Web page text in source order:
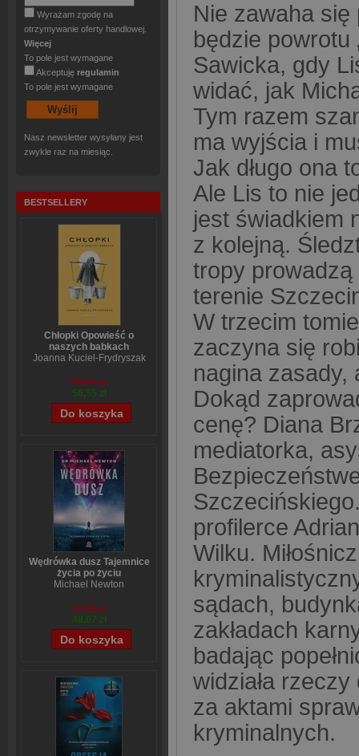
Wyrażam zgodę na
otrzymywanie oferty handlowej.
Więcej
To pole jest wymagane
Akceptuję regulamin
To pole jest wymagane
Nasz newsletter wysyłany jest
zwykle raz na miesiąc.
BESTSELLERY
Chłopki Opowieść o
naszych babkach
Joanna Kuciel-Frydryszak
70,44 zł
56,55 zł
Wędrówka dusz Tajemnice
życia po życiu
Michael Newton
59,84 zł
48,07 zł
Nie zawaha
będzie powrotu
Sawicka, gdy
widać, jak
Tym razem
ma wyjścia i
Jak długo ona
Ale Lis to nie
jest świadkiem
z kolejną.
tropy prowadzą
terenie
W trzecim
zaczyna się
nagina zasady,
Dokąd
cenę? Diana
mediatorka,
profilerce
Wilku.
sądach,
zakładach
badając
widziała
za aktami
kryminalnych.